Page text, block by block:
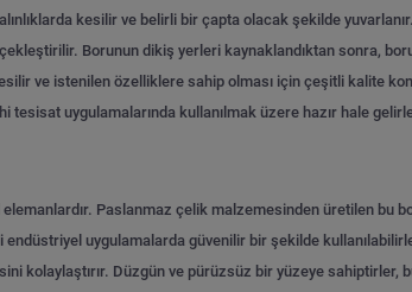
kesilir ve belirli bir çapta olacak şekilde
Borunun dikiş yerleri kaynaklandıktan sonra,
ve istenilen özelliklere sahip olması için çeşitli kalite
uygulamalarında kullanılmak üzere hazır hale
Paslanmaz çelik malzemesinden üretilen bu
uygulamalarda güvenilir bir şekilde
kolaylaştırır. Düzgün ve pürüzsüz bir yüzeye sahiptirler,